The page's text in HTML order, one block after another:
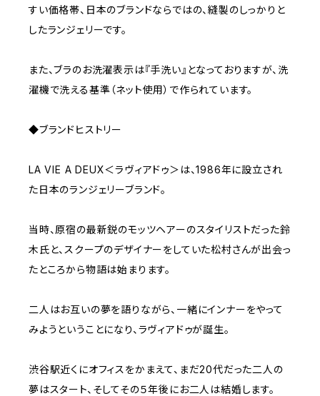
すい価格帯、日本のブランドならではの、縫製のしっかりと
したランジェリーです。
また、ブラのお洗濯表示は『手洗い』となっておりますが、洗
濯機で洗える基準（ネット使用）で作られています。
◆ブランドヒストリー
LA VIE A DEUX＜ラヴィアドゥ＞は、1986年に設立され
た日本のランジェリーブランド。
当時、原宿の最新鋭のモッツヘアーのスタイリストだった鈴
木氏と、スクープのデザイナーをしていた松村さんが出会っ
たところから物語は始まります。
二人はお互いの夢を語りながら、一緒にインナーをやって
みようということになり、ラヴィアドゥが誕生。
渋谷駅近くにオフィスをかまえて、まだ20代だった二人の
夢はスタート、そしてその５年後にお二人は結婚します。